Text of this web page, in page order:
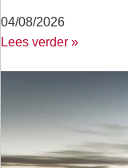
04/08/2026
Lees verder »